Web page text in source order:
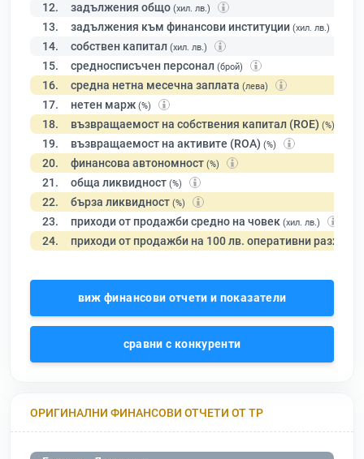
12. задължения общо (хил. лв.)
13. задължения към финансови институции (хил. лв.)
14. собствен капитал (хил. лв.)
15. средносписъчен персонал (брой)
16. средна нетна месечна заплата (лева)
17. нетен марж (%)
18. възвращаемост на собствения капитал (ROE) (%)
19. възвращаемост на активите (ROA) (%)
20. финансова автономност (%)
21. обща ликвидност (%)
22. бърза ликвидност (%)
23. приходи от продажби средно на човек (хил. лв.)
24. приходи от продажби на 100 лв. оперативни разходи
виж финансови отчети и показатели
сравни с конкуренти
ОРИГИНАЛНИ ФИНАНСОВИ ОТЧЕТИ ОТ ТР